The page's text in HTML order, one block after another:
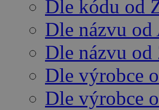
Dle kódu od
Dle názvu od
Dle názvu od
Dle výrobce
Dle výrobce